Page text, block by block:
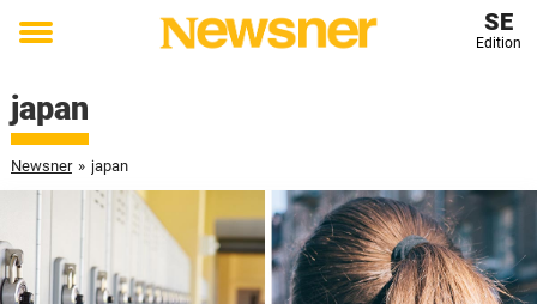
Toggle
SE
Edition
japan
Newsner » japan